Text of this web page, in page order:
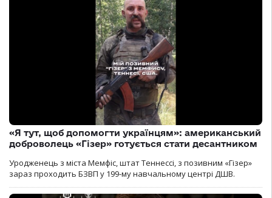
«Я тут, щоб допомогти українцям»: американський
доброволець «Гізер» готується стати десантником
Уродженець з міста Мемфіс, штат Теннессі, з позивним «Гізер»
зараз проходить БЗВП у 199-му навчальному центрі ДШВ.